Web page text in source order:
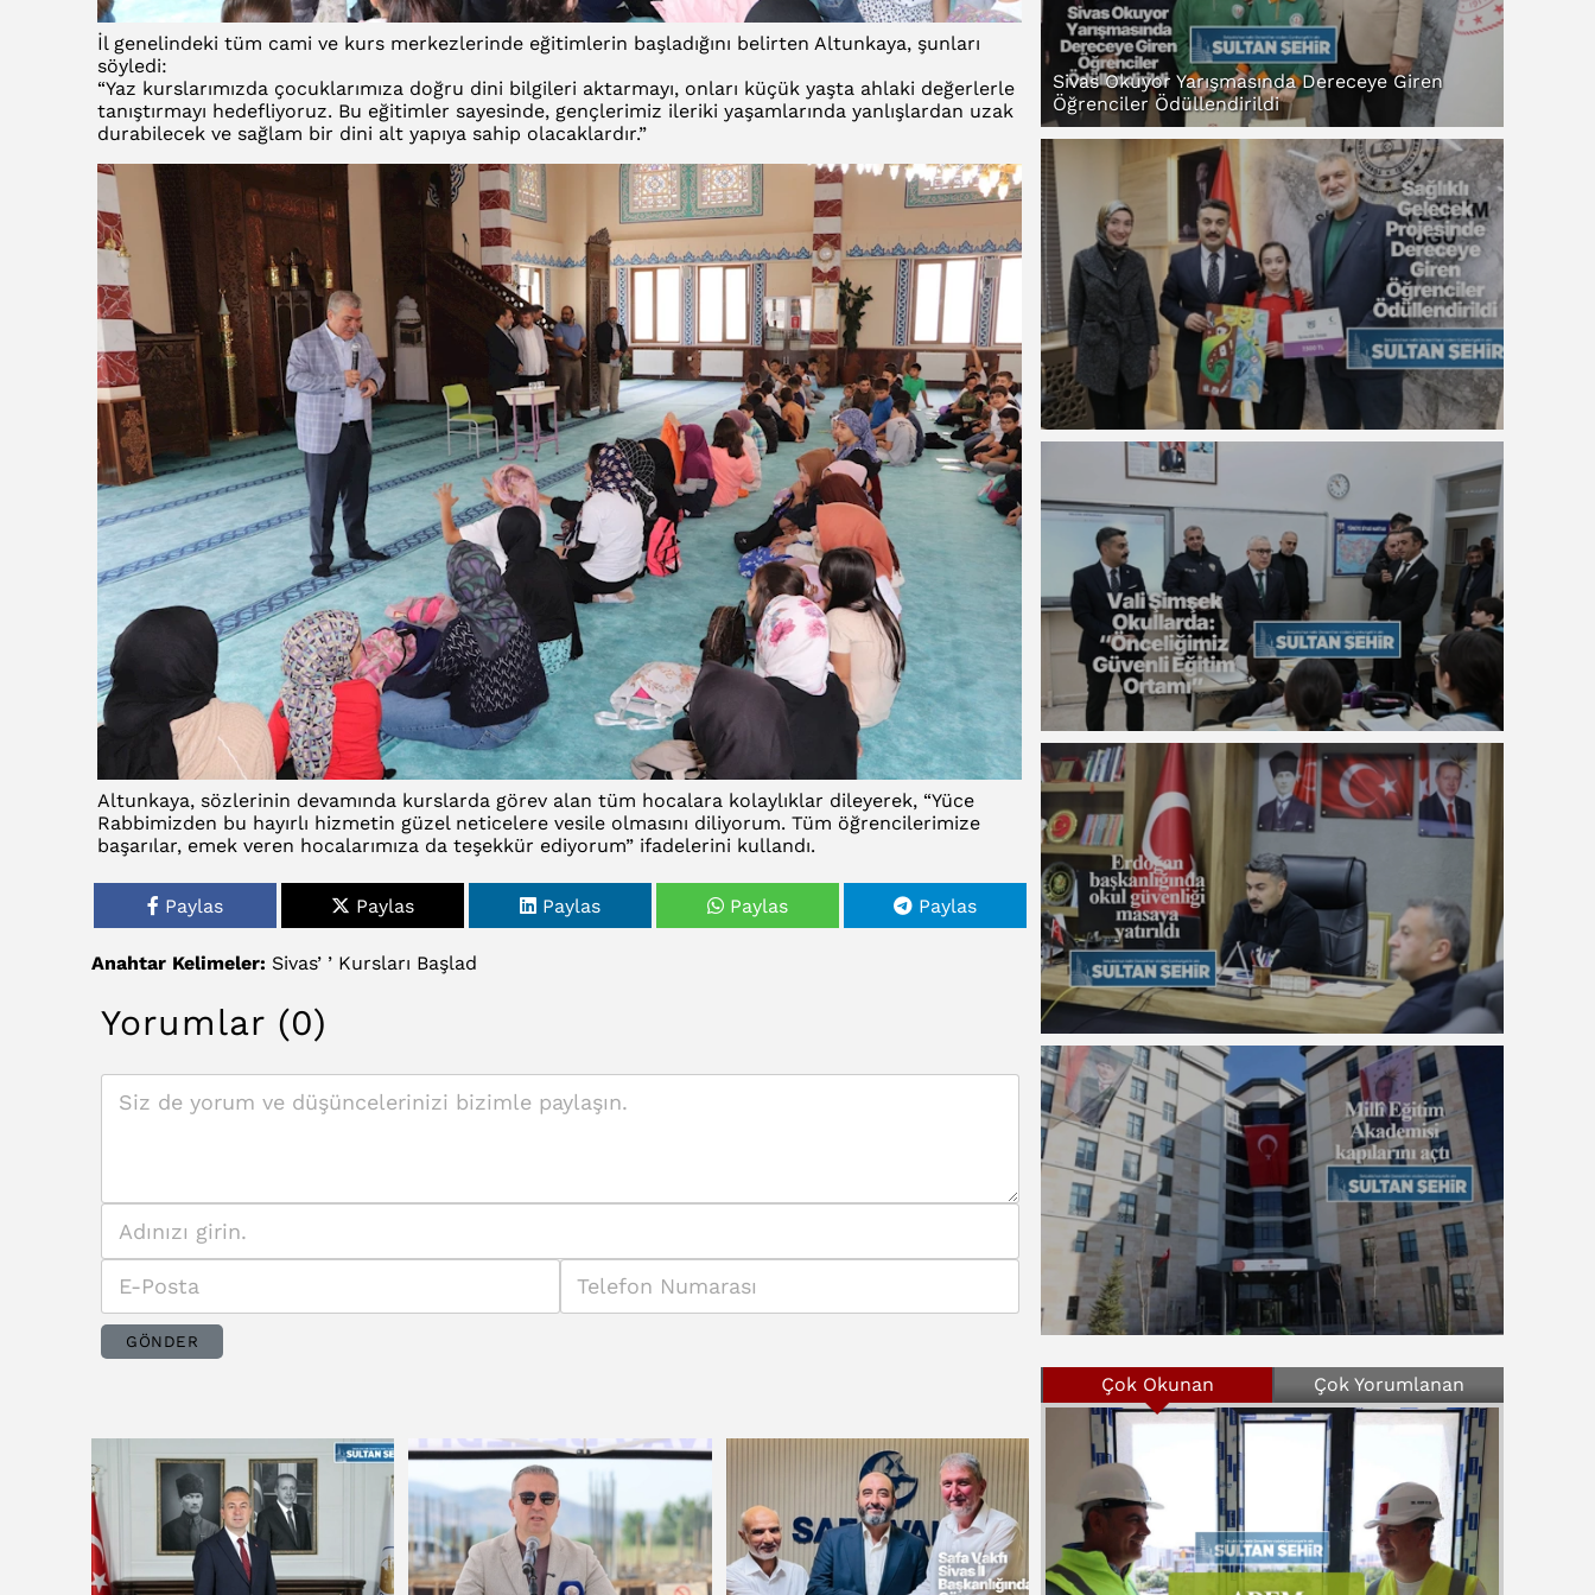
İl genelindeki tüm cami ve kurs merkezlerinde eğitimlerin başladığını belirten Altunkaya, şunları
söyledi:
“Yaz kurslarımızda çocuklarımıza doğru dini bilgileri aktarmayı, onları küçük yaşta ahlaki değerlerle
tanıştırmayı hedefliyoruz. Bu eğitimler sayesinde, gençlerimiz ileriki yaşamlarında yanlışlardan uzak
durabilecek ve sağlam bir dini alt yapıya sahip olacaklardır.”
Altunkaya, sözlerinin devamında kurslarda görev alan tüm hocalara kolaylıklar dileyerek, “Yüce
Rabbimizden bu hayırlı hizmetin güzel neticelere vesile olmasını diliyorum. Tüm öğrencilerimize
başarılar, emek veren hocalarımıza da teşekkür ediyorum” ifadelerini kullandı.
Paylas Paylas Paylas Paylas Paylas
Anahtar Kelimeler: Sivas’ ’ Kursları Başlad
Yorumlar (0)
GÖNDER
Sivas Okuyor Yarışmasında Dereceye Giren
Öğrenciler Ödüllendirildi
Çok Okunan Çok Yorumlanan